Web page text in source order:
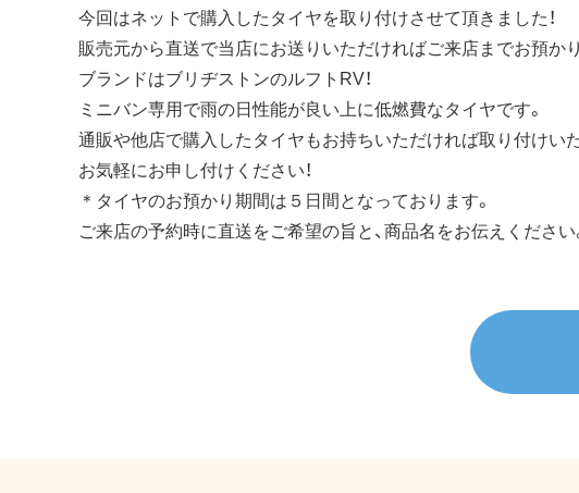
今回はネットで購入したタイヤを取り付けさせて頂きました！
販売元から直送で当店にお送りいただければご来店までお預か
ブランドはブリヂストンのルフトRV！
ミニバン専用で雨の日性能が良い上に低燃費なタイヤです。
通販や他店で購入したタイヤもお持ちいただければ取り付けい
お気軽にお申し付けください！
＊タイヤのお預かり期間は５日間となっております。
ご来店の予約時に直送をご希望の旨と、商品名をお伝えください